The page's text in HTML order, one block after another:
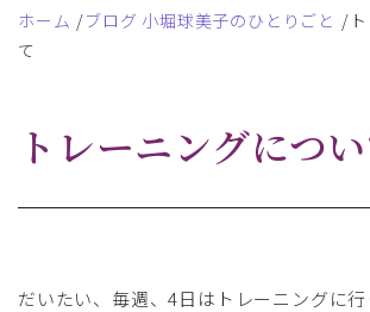
ホーム ブログ 小堀球美子のひとりごと
て
トレーニングにつ
だいたい、毎週、4日はトレーニングに行